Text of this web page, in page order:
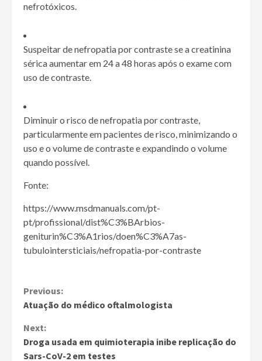
nefrotóxicos.
Suspeitar de nefropatia por contraste se a creatinina
sérica aumentar em 24 a 48 horas após o exame com
uso de contraste.
Diminuir o risco de nefropatia por contraste,
particularmente em pacientes de risco, minimizando o
uso e o volume de contraste e expandindo o volume
quando possível.
Fonte:
https://www.msdmanuals.com/pt-
pt/profissional/dist%C3%BArbios-
geniturin%C3%A1rios/doen%C3%A7as-
tubulointersticiais/nefropatia-por-contraste
Continue
Reading
Previous:
Atuação do médico oftalmologista
Next:
Droga usada em quimioterapia inibe replicação do
Sars-CoV-2 em testes